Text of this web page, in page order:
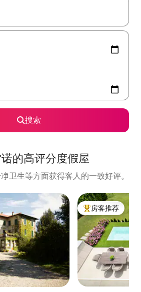
上下方向键查看，或通过点击或滑动手势
搜索
的高评分度假屋
卫生等方面获得客人的一致好评。
热门「房客推荐」
房客推荐